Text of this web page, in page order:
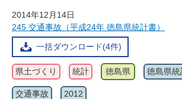
2014年12月14日
245 交通事故（平成24年 徳島県統計書）
一括ダウンロード(4件)
県土づくり 統計 徳島県 徳島県統
交通事故 2012